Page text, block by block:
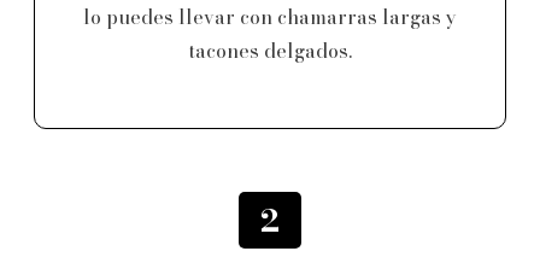
lo puedes llevar con chamarras largas y
tacones delgados.
2